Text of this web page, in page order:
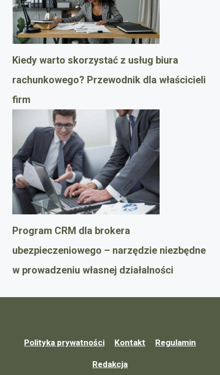
Kiedy warto skorzystać z usług biura
rachunkowego? Przewodnik dla właścicieli
firm
Program CRM dla brokera
ubezpieczeniowego – narzędzie niezbędne
w prowadzeniu własnej działalności
Polityka prywatności Kontakt Regulamin
Redakcja